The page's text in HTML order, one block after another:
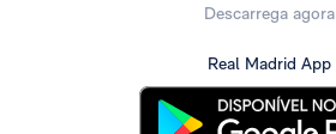
Descarrega agora
Real Madrid App